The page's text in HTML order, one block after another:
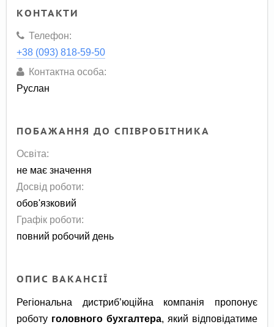
КОНТАКТИ
Телефон:
+38 (093) 818-59-50
Контактна особа:
Руслан
ПОБАЖАННЯ ДО СПІВРОБІТНИКА
Освіта:
не має значення
Досвід роботи:
обов'язковий
Графік роботи:
повний робочий день
ОПИС ВАКАНСІЇ
Регіональна дистриб’юційна компанія пропонує
роботу головного бухгалтера , який відповідатиме